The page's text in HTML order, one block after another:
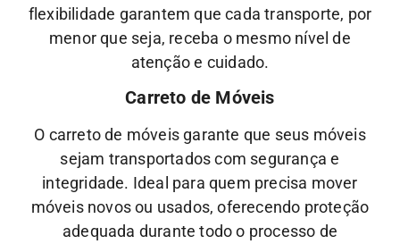
flexibilidade garantem que cada transporte, por
menor que seja, receba o mesmo nível de
atençãoe cuidado.
Carreto de Móveis
O carreto de móveis garante que seus móveis
sejam transportados com segurança e
integridade. Ideal para quem precisa mover
móveis novos ou usados, oferecendo proteção
adequada durante todo o processo de